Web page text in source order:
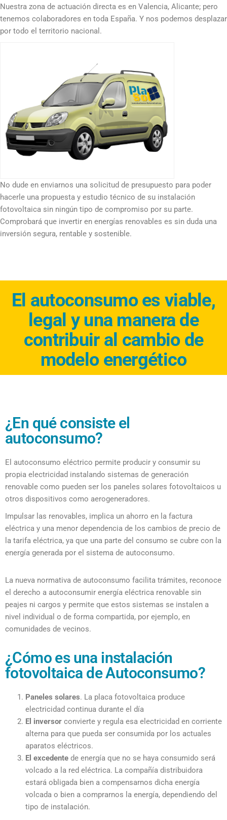
Nuestra zona de actuación directa es en Valencia, Alicante; pero
tenemos colaboradores en toda España. Y nos podemos desplazar
por todo el territorio nacional.
No dude en enviarnos una solicitud de presupuesto para poder
hacerle una propuesta y estudio técnico de su instalación
fotovoltaica sin ningún tipo de compromiso por su parte.
Comprobará que invertir en energías renovables es sin duda una
inversión segura, rentable y sostenible.
El autoconsumo es viable,
legal y una manera de
contribuir al cambio de
modelo energético
¿En qué consiste el
autoconsumo?
El autoconsumo eléctrico permite producir y consumir su
propia electricidad instalando sistemas de generación
renovable como pueden ser los paneles solares fotovoltaicos u
otros dispositivos como aerogeneradores.
Impulsar las renovables, implica un ahorro en la factura
eléctrica y una menor dependencia de los cambios de precio de
la tarifa eléctrica, ya que una parte del consumo se cubre con la
energía generada por el sistema de autoconsumo.
La nueva normativa de autoconsumo facilita trámites, reconoce
el derecho a autoconsumir energía eléctrica renovable sin
peajes ni cargos y permite que estos sistemas se instalen a
nivel individual o de forma compartida, por ejemplo, en
comunidades de vecinos.
¿Cómo es una instalación
fotovoltaica de Autoconsumo?
Paneles solares. La placa fotovoltaica produce
electricidad continua durante el día
El inversor convierte y regula esa electricidad en corriente
alterna para que pueda ser consumida por los actuales
aparatos eléctricos.
El excedente de energía que no se haya consumido será
volcado a la red eléctrica. La compañía distribuidora
estará obligada bien a compensarnos dicha energía
volcada o bien a comprarnos la energía, dependiendo del
tipo de instalación.